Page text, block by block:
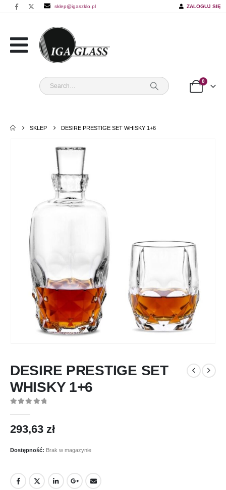
sklep@igaszklo.pl ZALOGUJ SIĘ
0
SKLEP DESIRE PRESTIGE SET WHISKY 1+6
DESIRE PRESTIGE SET
WHISKY 1+6
293,63 zł
Dostępność: Brak w magazynie